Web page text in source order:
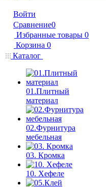
Войти
Сравнение0
Избранные товары 0
Корзина 0
Каталог
01.Плитный
материал
02.Фурнитура
мебельная
03. Кромка
10. Хефеле